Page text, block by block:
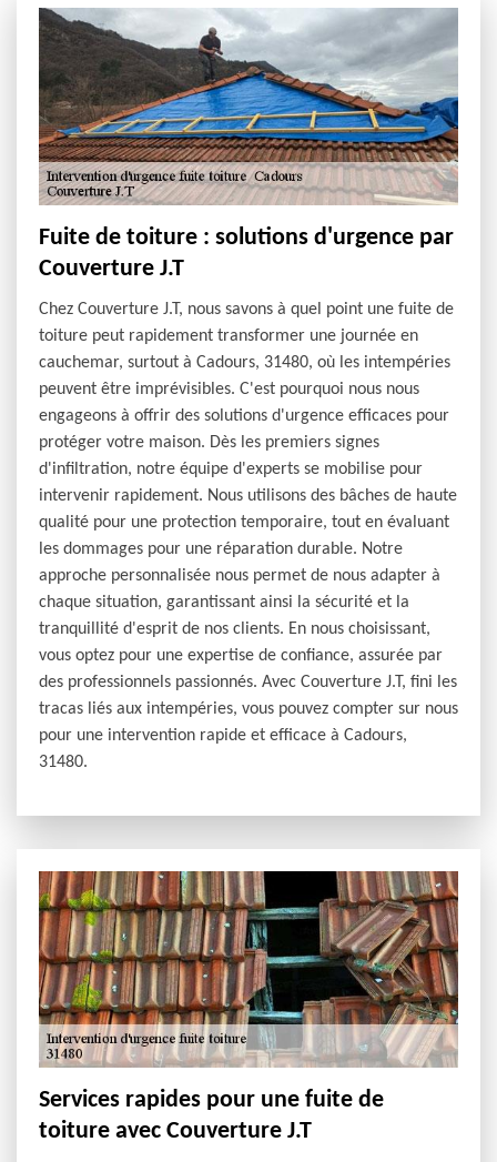
Fuite de toiture : solutions d'urgence par
Couverture J.T
Chez Couverture J.T, nous savons à quel point une fuite de
toiture peut rapidement transformer une journée en
cauchemar, surtout à Cadours, 31480, où les intempéries
peuvent être imprévisibles. C'est pourquoi nous nous
engageons à offrir des solutions d'urgence efficaces pour
protéger votre maison. Dès les premiers signes
d'infiltration, notre équipe d'experts se mobilise pour
intervenir rapidement. Nous utilisons des bâches de haute
qualité pour une protection temporaire, tout en évaluant
les dommages pour une réparation durable. Notre
approche personnalisée nous permet de nous adapter à
chaque situation, garantissant ainsi la sécurité et la
tranquillité d'esprit de nos clients. En nous choisissant,
vous optez pour une expertise de confiance, assurée par
des professionnels passionnés. Avec Couverture J.T, fini les
tracas liés aux intempéries, vous pouvez compter sur nous
pour une intervention rapide et efficace à Cadours,
31480.
Services rapides pour une fuite de
toiture avec Couverture J.T